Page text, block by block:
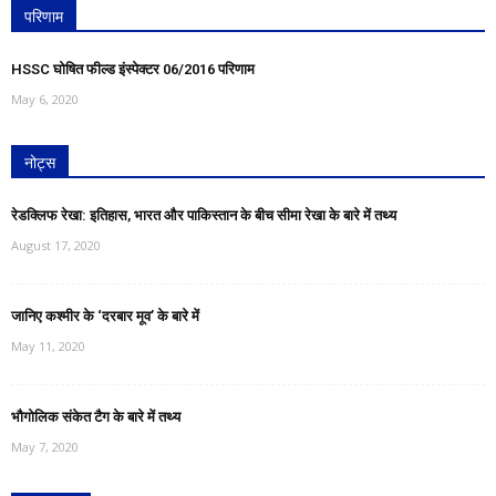
परिणाम
HSSC घोषित फील्ड इंस्पेक्टर 06/2016 परिणाम
May 6, 2020
नोट्स
रेडक्लिफ रेखा: इतिहास, भारत और पाकिस्तान के बीच सीमा रेखा के बारे में तथ्य
August 17, 2020
जानिए कश्मीर के ‘दरबार मूव’ के बारे में
May 11, 2020
भौगोलिक संकेत टैग के बारे में तथ्य
May 7, 2020